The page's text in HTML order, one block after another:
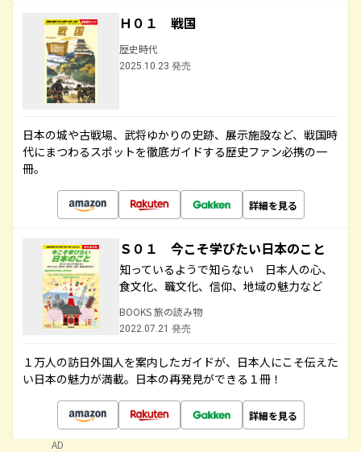
Ｈ０１ 戦国
歴史時代
2025.10.23 発売
日本の城や古戦場、武将ゆかりの史跡、展示施設など、戦国時
代にまつわるスポットを徹底ガイドする歴史ファン必携の一
冊。
詳細を見る
Ｓ０１ 今こそ学びたい日本のこと
知っているようで知らない 日本人の心、
食文化、職文化、信仰、地域の魅力など
BOOKS 旅の読み物
2022.07.21 発売
１万人の訪日外国人を案内したガイドが、日本人にこそ伝えた
い日本の魅力が満載。日本の再発見ができる１冊！
詳細を見る
AD